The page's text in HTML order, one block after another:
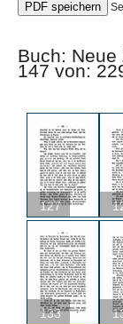
Buch:
147 von:
127
133